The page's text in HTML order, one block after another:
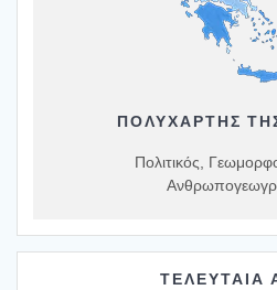
ΠΟΛΥΧΆΡΤΗΣ
Πολιτικός,
ΤΕΛΕΥΤΑΙΑ